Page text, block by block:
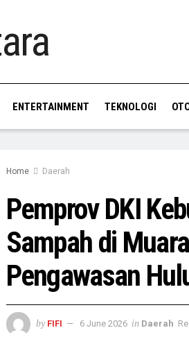
ENTERTAINMENT TEKNOLOGI
Home Daerah
Pemprov DKI
Sampah di
Pengawasan
by FIFI 6 June 2026 in Daerah